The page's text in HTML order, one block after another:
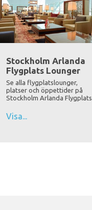
Stockholm Arlanda
Flygplats Lounger
Se alla flygplatslounger,
platser och öppettider på
Stockholm Arlanda Flygplats
Visa...